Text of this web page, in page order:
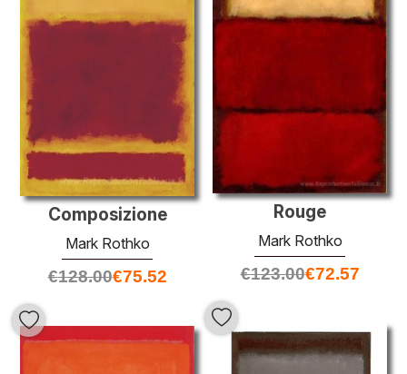
Rouge
Mark Rothko
€123.00€72.57
Composizione
Mark Rothko
€128.00€75.52